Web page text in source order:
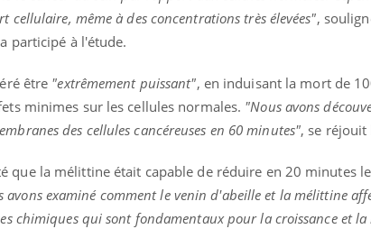
même à des concentrations très élevées",
participé à l'étude.
être "extrêmement puissant", en induisant la mort de
minimes sur les cellules normales. "Nous avons
des cellules cancéreuses en 60 minutes", se
que la mélittine était capable de réduire en 20 minutes
avons examiné comment le venin d'abeille et la mélittine
chimiques qui sont fondamentaux pour la croissance et